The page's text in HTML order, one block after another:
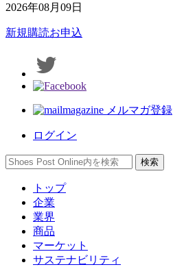
2026年08月09日
新規購読お申込
メルマガ登録
ログイン
トップ
企業
業界
商品
マーケット
サステナビリティ